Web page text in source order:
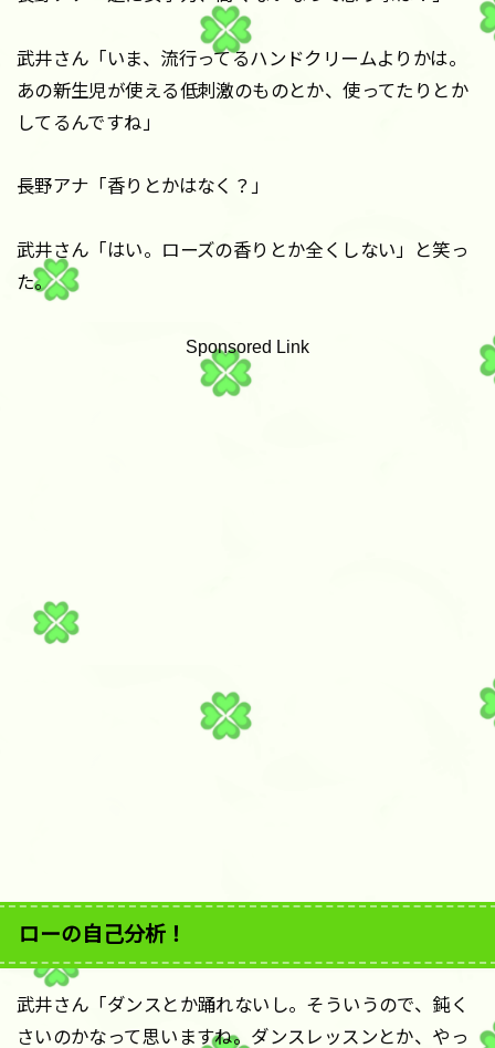
武井さん「いま、流行ってるハンドクリームよりかは。
あの新生児が使える低刺激のものとか、使ってたりとか
してるんですね」
長野アナ「香りとかはなく？」
武井さん「はい。ローズの香りとか全くしない」と笑っ
た。
Sponsored Link
ローの自己分析！
武井さん「ダンスとか踊れないし。そういうので、鈍く
さいのかなって思いますね。ダンスレッスンとか、やっ